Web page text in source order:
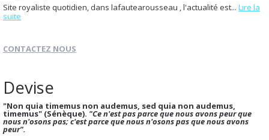
Site royaliste quotidien, dans lafautearousseau , l'actualité est... Lire la
suite
CONTACTEZ NOUS
Devise
"Non quia timemus non audemus, sed quia non audemus,
timemus" (Sénèque). "Ce n'est pas parce que nous avons peur que
nous n'osons pas; c'est parce que nous n'osons pas que nous avons
peur".